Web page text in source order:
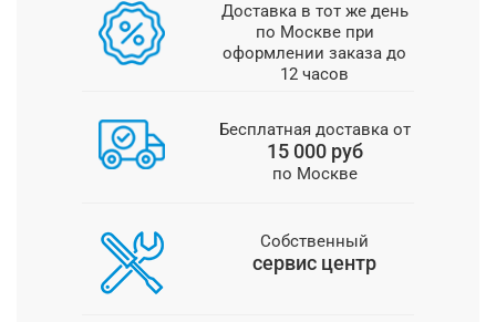
Доставка в тот же день
по Москве при
оформлении заказа до
12 часов
Бесплатная доставка от
15 000 руб
по Москве
Собственный
сервис центр